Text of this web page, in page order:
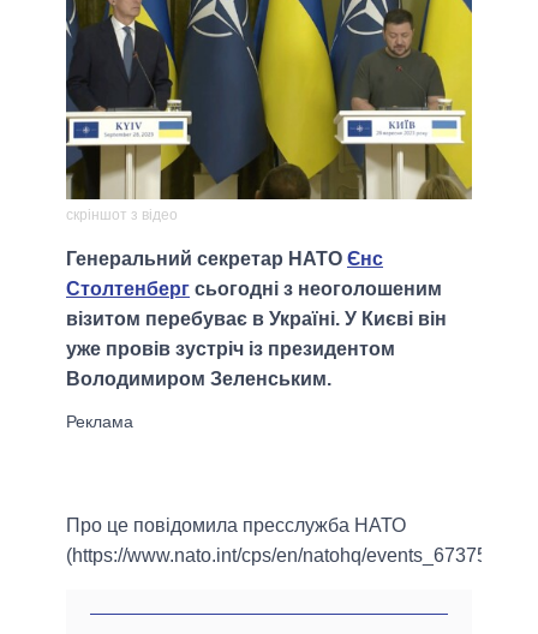
скріншот з відео
Генеральний секретар НАТО Єнс
Столтенберг сьогодні з неоголошеним
візитом перебуває в Україні. У Києві він
уже провів зустріч із президентом
Володимиром Зеленським.
Про це повідомила пресслужба НАТО
(https://www.nato.int/cps/en/natohq/events_67375.htm).